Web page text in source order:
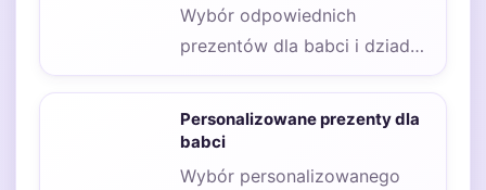
Wybór odpowiednich
prezentów dla babci i dziadka
może być wyzwaniem,
szczególnie gdy chcemy, aby
były…
Personalizowane prezenty dla
babci
Wybór personalizowanego